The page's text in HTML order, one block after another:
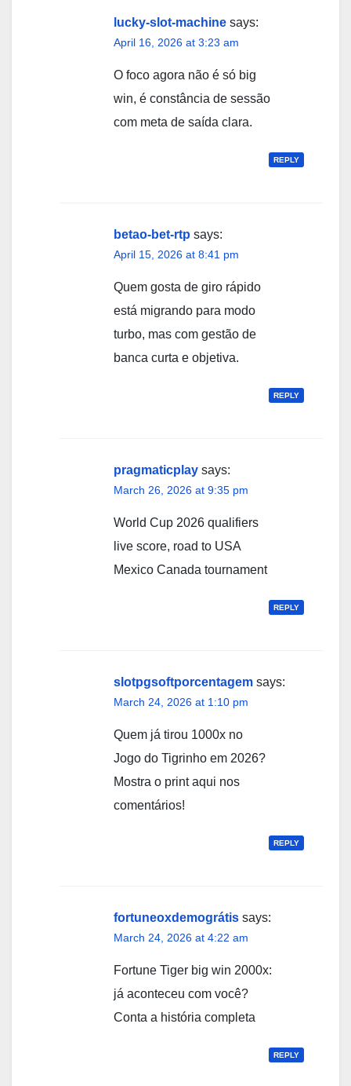
lucky-slot-machine says:
April 16, 2026 at 3:23 am
O foco agora não é só big
win, é constância de sessão
com meta de saída clara.
REPLY
betao-bet-rtp says:
April 15, 2026 at 8:41 pm
Quem gosta de giro rápido
está migrando para modo
turbo, mas com gestão de
banca curta e objetiva.
REPLY
pragmaticplay says:
March 26, 2026 at 9:35 pm
World Cup 2026 qualifiers
live score, road to USA
Mexico Canada tournament
REPLY
slotpgsoftporcentagem says:
March 24, 2026 at 1:10 pm
Quem já tirou 1000x no
Jogo do Tigrinho em 2026?
Mostra o print aqui nos
comentários!
REPLY
fortuneoxdemográtis says:
March 24, 2026 at 4:22 am
Fortune Tiger big win 2000x:
já aconteceu com você?
Conta a história completa
REPLY